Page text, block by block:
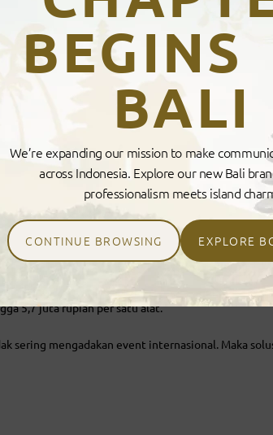
atau event internasional lainnya, alat interpreter
5,7 juta rupiah per satu alat.
sering mengadakan event internasional. Maka
BEGINS
BALI
We’re expanding our mission to make
across Indonesia. Explore our new Bali
professionalism meets island
CONTINUE BROWSING EXPLORE